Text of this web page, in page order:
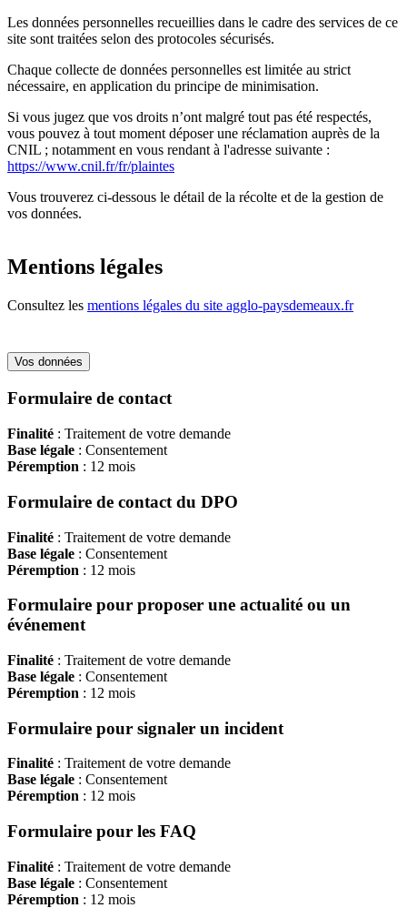
Les données personnelles recueillies dans le cadre des services de ce
site sont traitées selon des protocoles sécurisés.
Chaque collecte de données personnelles est limitée au strict
nécessaire, en application du principe de minimisation.
Si vous jugez que vos droits n’ont malgré tout pas été respectés,
vous pouvez à tout moment déposer une réclamation auprès de la
CNIL ; notamment en vous rendant à l'adresse suivante :
https://www.cnil.fr/fr/plaintes
Vous trouverez ci-dessous le détail de la récolte et de la gestion de
vos données.
Mentions légales
Consultez les mentions légales du site agglo-paysdemeaux.fr
Vos données
Formulaire de contact
Finalité : Traitement de votre demande
Base légale : Consentement
Péremption : 12 mois
Formulaire de contact du DPO
Finalité : Traitement de votre demande
Base légale : Consentement
Péremption : 12 mois
Formulaire pour proposer une actualité ou un
événement
Finalité : Traitement de votre demande
Base légale : Consentement
Péremption : 12 mois
Formulaire pour signaler un incident
Finalité : Traitement de votre demande
Base légale : Consentement
Péremption : 12 mois
Formulaire pour les FAQ
Finalité : Traitement de votre demande
Base légale : Consentement
Péremption : 12 mois